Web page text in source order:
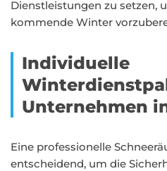
Dienstleistungen zu setzen,
kommende Winter
Individuelle
Unternehmen
Eine professionelle
entscheidend, um die